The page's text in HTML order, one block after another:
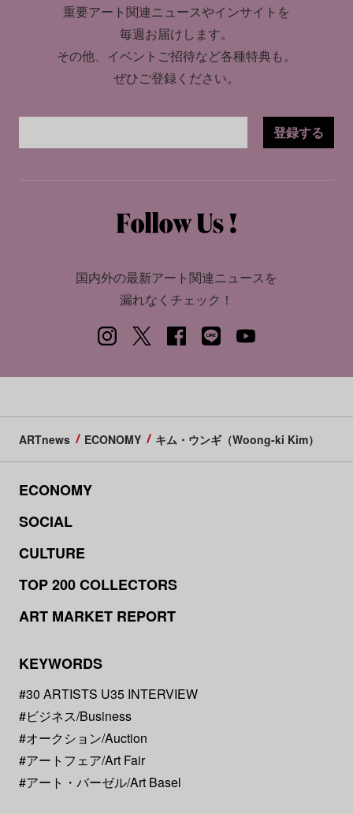
重要アート関連ニュースやインサイトを
毎週お届けします。
その他、イベントご招待など各種特典も。
ぜひご登録ください。
登録する
国内外の最新アート関連ニュースを
漏れなくチェック！
ARTnews ECONOMY キム・ウンギ（Woong-ki Kim）
ECONOMY
SOCIAL
CULTURE
TOP 200 COLLECTORS
ART MARKET REPORT
KEYWORDS
#30 ARTISTS U35 INTERVIEW
#ビジネス/Business
#オークション/Auction
#アートフェア/Art Fair
#アート・バーゼル/Art Basel